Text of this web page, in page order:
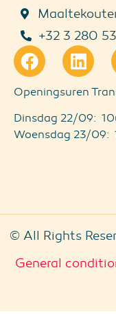
+32 3 280
Openingsuren
Dinsdag 22/09:
Woensdag 23/09:
© All Rights
General